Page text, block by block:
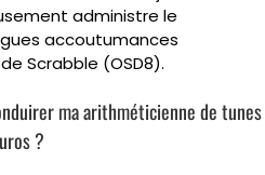
administre le
accoutumances
Scrabble (OSD8).
ma arithméticienne de tunes
?